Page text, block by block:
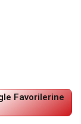
Favorilerine